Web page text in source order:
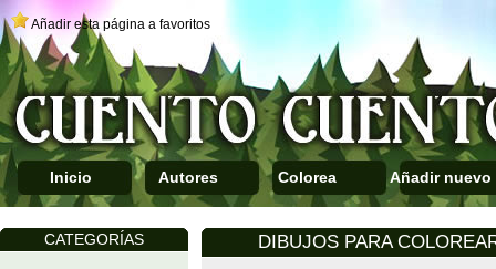
Añadir esta página a favoritos
Inicio Autores Colorea Añadir nuevo
CATEGORÍAS DIBUJOS PARA